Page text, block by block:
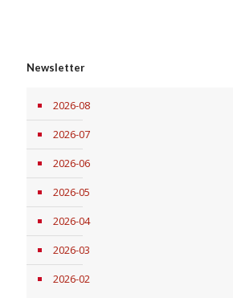
Newsletter
2026-08
2026-07
2026-06
2026-05
2026-04
2026-03
2026-02